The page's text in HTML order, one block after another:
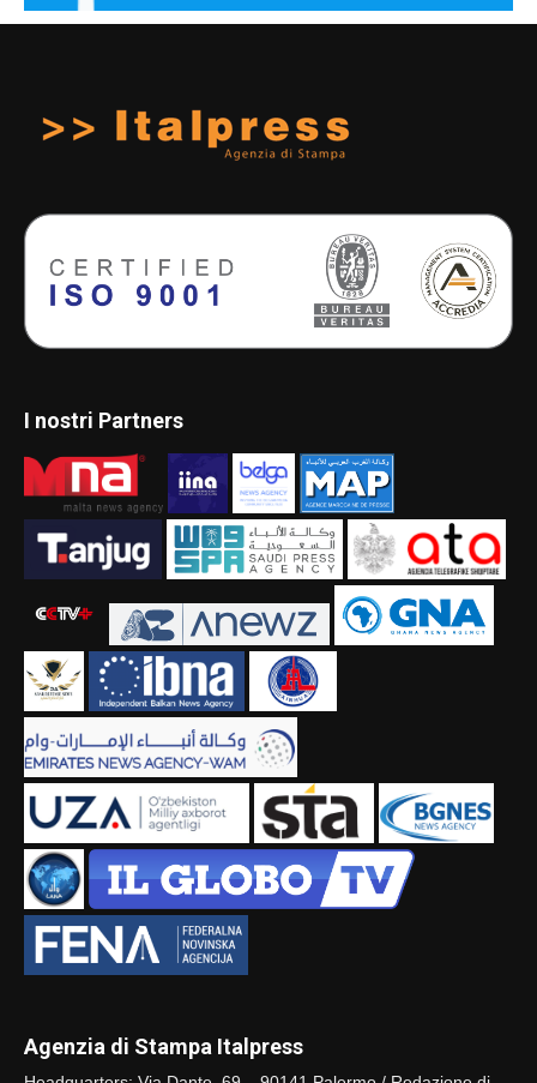
I nostri Partners
Agenzia di Stampa Italpress